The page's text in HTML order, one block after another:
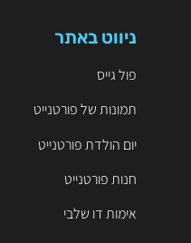
ניווט באתר
פול גייס
תמונות של פורטנייט
יום הולדת פורטנייט
חנות פורטנייט
אימות דו שלבי